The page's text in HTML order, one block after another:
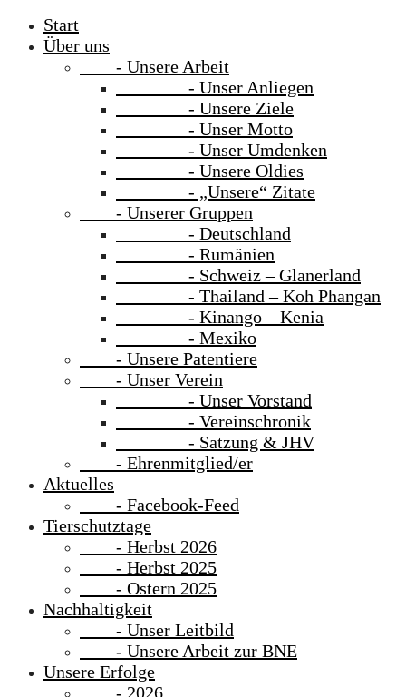
Start
Über uns
- Unsere Arbeit
- Unser Anliegen
- Unsere Ziele
- Unser Motto
- Unser Umdenken
- Unsere Oldies
- „Unsere“ Zitate
- Unserer Gruppen
- Deutschland
- Rumänien
- Schweiz – Glanerland
- Thailand – Koh Phangan
- Kinango – Kenia
- Mexiko
- Unsere Patentiere
- Unser Verein
- Unser Vorstand
- Vereinschronik
- Satzung & JHV
- Ehrenmitglied/er
Aktuelles
- Facebook-Feed
Tierschutztage
- Herbst 2026
- Herbst 2025
- Ostern 2025
Nachhaltigkeit
- Unser Leitbild
- Unsere Arbeit zur BNE
Unsere Erfolge
- 2026